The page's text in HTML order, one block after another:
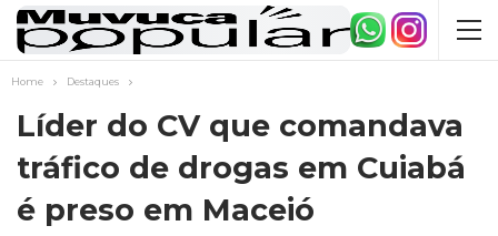
Home Destaques
Líder do CV que comandava
tráfico de drogas em Cuiabá
é preso em Maceió